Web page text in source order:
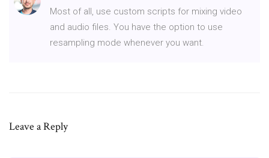
Most of all, use custom scripts for mixing video
and audio files. You have the option to use
resampling mode whenever you want.
Leave a Reply